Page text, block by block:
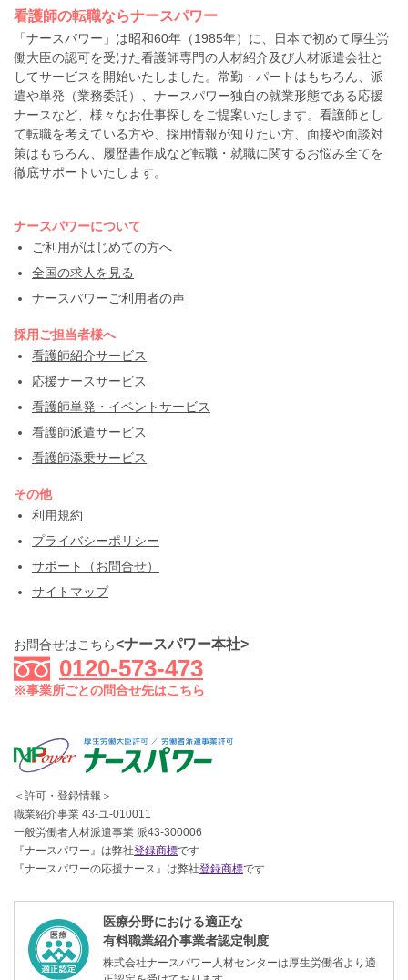
看護師の転職ならナースパワー
「ナースパワー」は昭和60年（1985年）に、日本で初めて厚生労
働大臣の認可を受けた看護師専門の人材紹介及び人材派遣会社と
してサービスを開始いたしました。常勤・パートはもちろん、派
遣や単発（業務委託）、ナースパワー独自の就業形態である応援
ナースなど、様々なお仕事探しをご提案いたします。看護師とし
て転職を考えている方や、採用情報が知りたい方、面接や面談対
策はもちろん、履歴書作成など転職・就職に関するお悩み全てを
徹底サポートいたします。
ナースパワーについて
ご利用がはじめての方へ
全国の求人を見る
ナースパワーご利用者の声
採用ご担当者様へ
看護師紹介サービス
応援ナースサービス
看護師単発・イベントサービス
看護師派遣サービス
看護師添乗サービス
その他
利用規約
プライバシーポリシー
サポート（お問合せ）
サイトマップ
お問合せはこちら<ナースパワー本社>
0120-573-473
※事業所ごとの問合せ先はこちら
＜許可・登録情報＞
職業紹介事業 43-ユ-010011
一般労働者人材派遣事業 派43-300006
『ナースパワー』は弊社登録商標です
『ナースパワーの応援ナース』は弊社登録商標です
医療分野における適正な
有料職業紹介事業者認定制度
株式会社ナースパワー人材センターは厚生労働省より適